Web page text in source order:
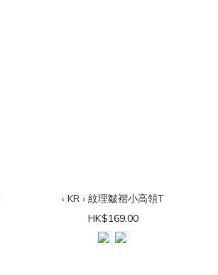
‹ KR › 紋理皺褶小高領T
HK$169.00